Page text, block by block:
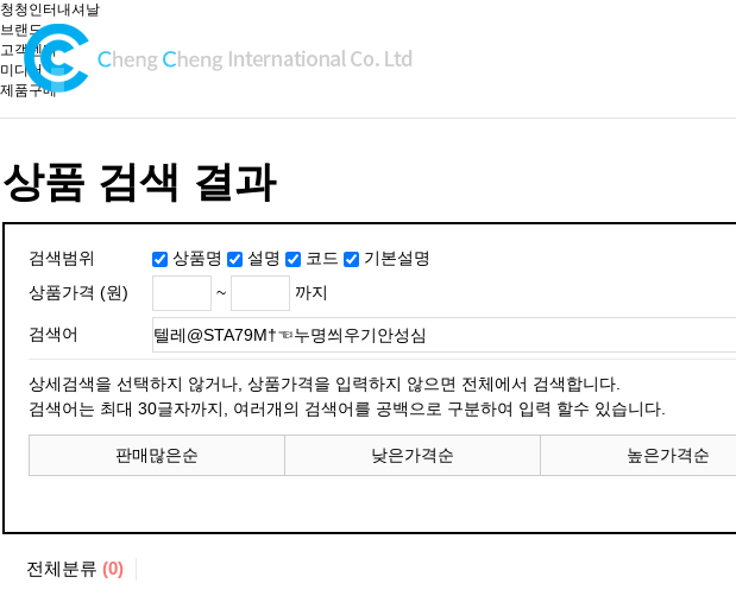
청청인터내셔날
브랜드
고객센터
미디어
제품구매
상품 검색 결과
검색범위 상품명 설명 코드
기본설명
상품가격 (원)
~ 까지
검색어
상세검색을 선택하지 않거나, 상품가격을 입력하지 않으면 전체에서 검색합니다.
검색어는 최대 30글자까지, 여러개의 검색어를 공백으로 구분하여 입력 할수 있습니다.
판매많은순 낮은가격순 높은가격순
전체분류 (0)